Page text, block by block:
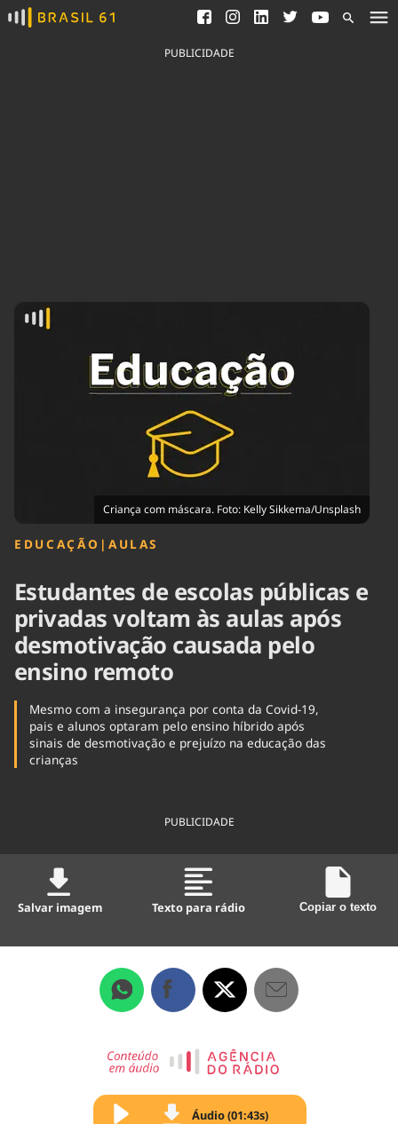
Ver todas as notícias
Saneamento
Indicadores
Agronegócios
Cultura
Economia
Educação
Infraestrutura
Internacional
Podcast
Política
Saúde
PUBLICIDADE
Criança com máscara. Foto: Kelly Sikkema/Unsplash
EDUCAÇÃO | AULAS
Estudantes de escolas públicas e
privadas voltam às aulas após
desmotivação causada pelo
ensino remoto
Mesmo com a insegurança por conta da Covid-19,
pais e alunos optaram pelo ensino híbrido após
sinais de desmotivação e prejuízo na educação das
crianças
PUBLICIDADE
Salvar imagem Texto para rádio Copiar o texto
Áudio (01:43s)